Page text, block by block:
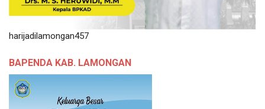
harijadilamongan457
BAPENDA KAB. LAMONGAN